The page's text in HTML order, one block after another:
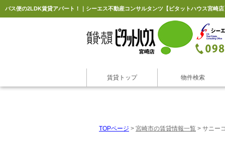
バス便の2LDK賃貸アパート！｜シーエス不動産コンサルタンツ【ピタットハウス宮崎店
賃貸トップ 物件検索
TOPページ > 宮崎市の賃貸情報一覧 > サニー